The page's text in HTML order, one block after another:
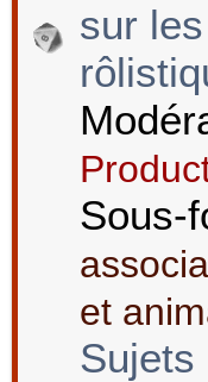
sur
Sous-
et
Sujets